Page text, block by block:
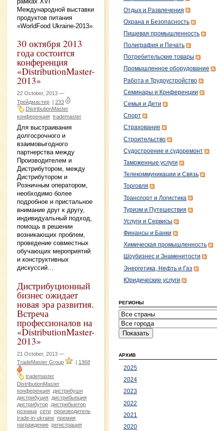
Международной выставки
продуктов питания
«WorldFood Ukraine-2013».
30 октября 2013
года состоится
конференция
«DistributionMaster-
2013»
22 October, 2013 —
Трейдмастер
233
DistributionMaster
конференция trademaster
Для выстраивания
долгосрочного и
взаимовыгодного
партнерства между
Производителем и
Дистрибутором, между
Дистрибутором и
Розничным оператором,
необходимо более
подробное и пристальное
внимание друг к другу,
индивидуальный подход,
помощь в решении
возникающих проблем,
проведение совместных
обучающих мероприятий
и конструктивных
дискуссий…
Дистрибуционный
бизнес ожидает
новая эра развития.
Встреча
профессионалов на
«DistributionMaster-
2013»
21 October, 2013 —
TradeMaster Group
| 1368
trademaster
DistributionMaster
конференция дистрибушн
дистрибуция дистрибьюция
дистрибутор дистрибьютор
розница сети производитель
trade-in-ukraine премия
награждение регистрация
Отдых и Развлечения
Охрана и Безопасность
Пищевая промышленность
Полиграфия и Печать
Потребительские товары
Промышленное оборудование
Работа и Трудоустройство
Семинары и Конференции
Семья и Дети
Спорт
Страхование
Строительство
Судостроение и судоремонт
Таможенные услуги
Телекоммуникации и Связь
Торговля
Транспорт и Логистика
Туризм и Путешествия
Услуги и Сервисы
Финансы и Банки
Химическая промышленность
Шоубизнес и Знаменитости
Энергетика, Нефть и Газ
Юридические услуги
РЕГИОНЫ
АРХИВ
2025
2024
2023
2022
2021
2020